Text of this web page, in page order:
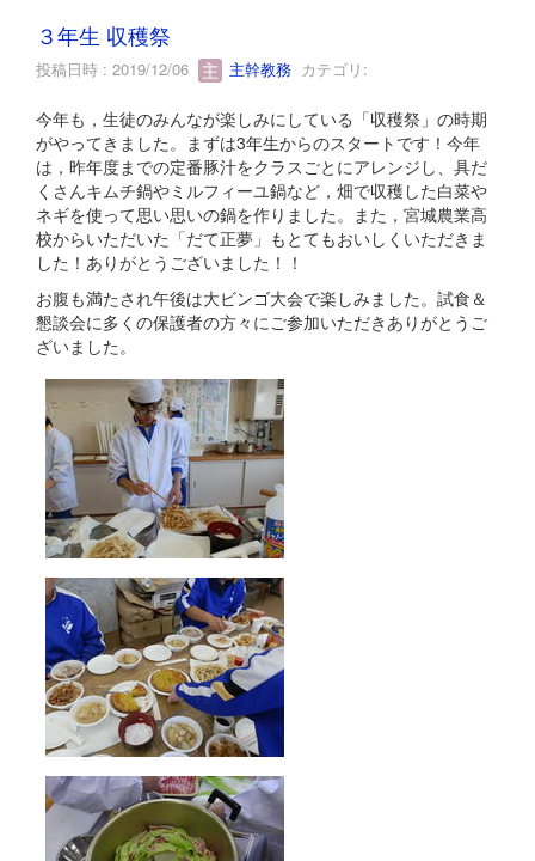
３年生 収穫祭
投稿日時 : 2019/12/06 主幹教務 カテゴリ:
今年も，生徒のみんなが楽しみにしている「収穫祭」の時期
がやってきました。まずは3年生からのスタートです！今年
は，昨年度までの定番豚汁をクラスごとにアレンジし、具だ
くさんキムチ鍋やミルフィーユ鍋など，畑で収穫した白菜や
ネギを使って思い思いの鍋を作りました。また，宮城農業高
校からいただいた「だて正夢」もとてもおいしくいただきま
した！ありがとうございました！！
お腹も満たされ午後は大ビンゴ大会で楽しみました。試食＆
懇談会に多くの保護者の方々にご参加いただきありがとうご
ざいました。